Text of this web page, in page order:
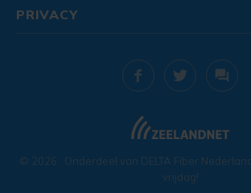
© 2026 . Onderdeel van DELTA Fiber
vrijdag!
PRIVACY